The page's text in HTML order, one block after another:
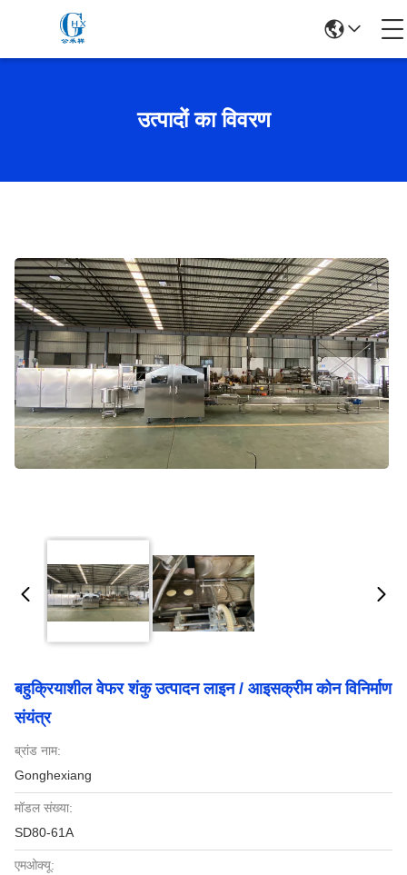
उत्पादों का विवरण
बहुक्रियाशील वेफर शंकु उत्पादन लाइन / आइसक्रीम कोन विनिर्माण
संयंत्र
ब्रांड नाम:
Gonghexiang
मॉडल संख्या:
SD80-61A
एमओक्यू: